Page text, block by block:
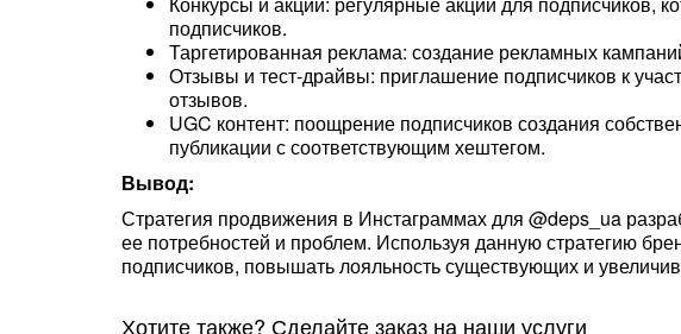
подписчиков.
Таргетированная реклама: создание рекламных
Отзывы и тест-драйвы: приглашение подписчиков к
отзывов.
UGC контент: поощрение подписчиков создания
публикации с соответствующим хештегом.
Вывод:
Стратегия продвижения в Инстаграммах для @deps_ua
ее потребностей и проблем. Используя данную стратегию
подписчиков, повышать лояльность существующих и
Хотите также? Сделайте заказ на наши услуги